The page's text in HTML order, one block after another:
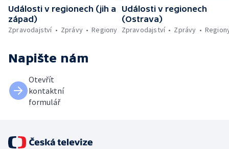
Události v regionech (jih a
západ)
Zpravodajství
Zprávy Regiony
Události v regionech
(Ostrava)
Zpravodajství
Zprávy
Napište nám
Otevřít
kontaktní
formulář